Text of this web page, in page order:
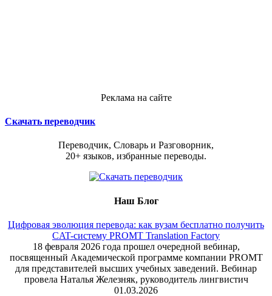
Реклама на сайте
Скачать переводчик
Переводчик, Словарь и Разговорник,
20+ языков, избранные переводы.
Наш Блог
Цифровая эволюция перевода: как вузам бесплатно получить
CAT-систему PROMT Translation Factory
18 февраля 2026 года прошел очередной вебинар,
посвященный Академической программе компании PROMT
для представителей высших учебных заведений. Вебинар
провела Наталья Железняк, руководитель лингвистич
01.03.2026